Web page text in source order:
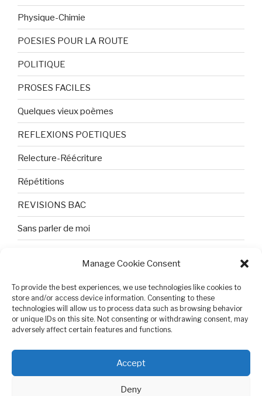
Manage Cookie Consent
To provide the best experiences, we use technologies like cookies to
store and/or access device information. Consenting to these
technologies will allow us to process data such as browsing behavior
or unique IDs on this site. Not consenting or withdrawing consent, may
adversely affect certain features and functions.
Accept
Deny
Physique-Chimie
POESIES POUR LA ROUTE
POLITIQUE
PROSES FACILES
Quelques vieux poèmes
REFLEXIONS POETIQUES
Relecture-Réécriture
Répétitions
REVISIONS BAC
Sans parler de moi
Tristesse et attente
Variable complexe